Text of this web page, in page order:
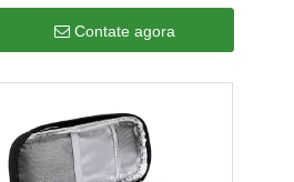
transporte de mochila com
compartimento refrigerador para
mamadeiras, mães que
Contate agora